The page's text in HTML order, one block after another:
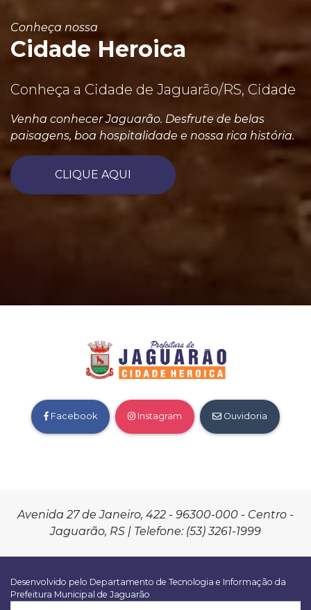
Conheça nossa
Cidade Heroica
Conheça a Cidade de Jaguarão/RS, Cidade
Venha conhecer Jaguarão. Desfrute de belas
paisagens, boa hospitalidade e nossa rica história.
CLIQUE AQUI
Facebook Instagram Ouvidoria
Avenida 27 de Janeiro, 422 - 96300-000 - Centro -
Jaguarão, RS | Telefone: (53) 3261-1999
Desenvolvido pelo Departamento de Tecnologia e Informação da
Prefeitura Municipal de Jaguarão